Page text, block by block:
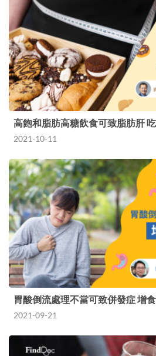
高飽和脂肪高糖飲食可致脂肪肝 吃
2021-10-11
胃酸倒流處理不當可致併發症 增
2021-09-21